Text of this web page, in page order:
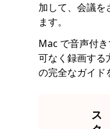
加して、会議を
ます。
Mac で音声付
可なく録画する
の完全なガイド
ス